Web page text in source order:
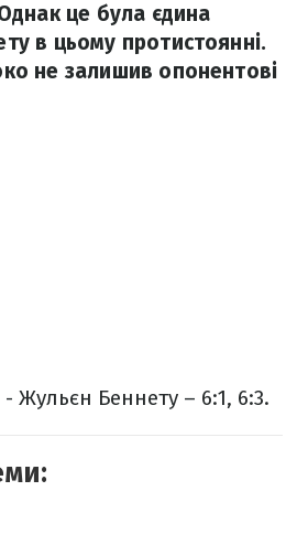
це була єдина
в цьому протистоянні.
не залишив опонентові
Жульєн Беннету – 6:1, 6:3.